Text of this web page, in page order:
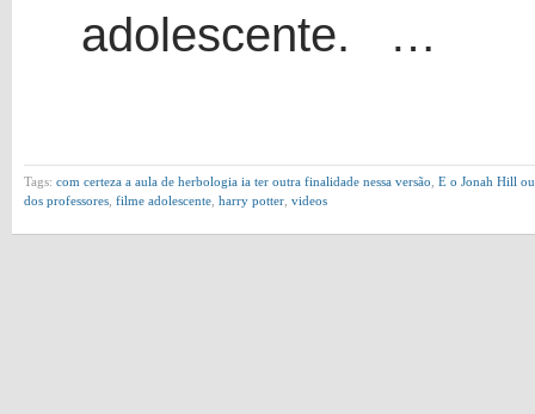
adolescente. …
Tags: com certeza a aula de herbologia ia ter outra finalidade nessa versão E o Jonah Hill
dos professores filme adolescente harry potter videos